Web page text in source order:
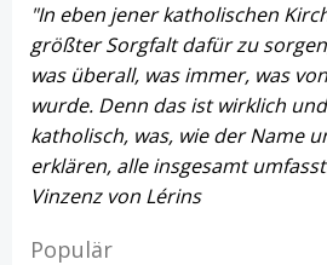
"In eben jener katholischen
größter Sorgfalt dafür zu
was überall, was immer, was
wurde. Denn das ist wirklich
katholisch, was, wie der Name
erklären, alle insgesamt
Vinzenz von Lérins
Populär